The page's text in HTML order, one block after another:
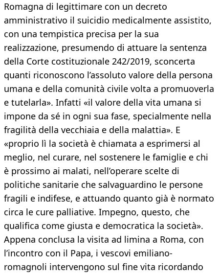
Romagna di legittimare con un decreto
amministrativo il suicidio medicalmente assistito,
con una tempistica precisa per la sua
realizzazione, presumendo di attuare la sentenza
della Corte costituzionale 242/2019, sconcerta
quanti riconoscono l’assoluto valore della persona
umana e della comunità civile volta a promuoverla
e tutelarla». Infatti «il valore della vita umana si
impone da sé in ogni sua fase, specialmente nella
fragilità della vecchiaia e della malattia». E
«proprio lì la società è chiamata a esprimersi al
meglio, nel curare, nel sostenere le famiglie e chi
è prossimo ai malati, nell’operare scelte di
politiche sanitarie che salvaguardino le persone
fragili e indifese, e attuando quanto già è normato
circa le cure palliative. Impegno, questo, che
qualifica come giusta e democratica la società».
Appena conclusa la visita ad limina a Roma, con
l’incontro con il Papa, i vescovi emiliano-
romagnoli intervengono sul fine vita ricordando